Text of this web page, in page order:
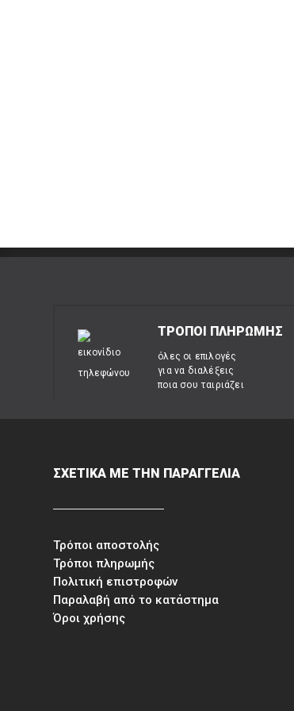
ΤΡΟΠΟΙ ΠΛΗΡΩΜΗΣ
όλες οι επιλογές
για να διαλέξεις
ποια σου ταιριάζει
ΣΧΕΤΙΚΑ ΜΕ ΤΗΝ ΠΑΡΑΓΓΕΛΙΑ
Τρόποι αποστολής
Τρόποι πληρωμής
Πολιτική επιστροφών
Παραλαβή από το κατάστημα
Όροι χρήσης